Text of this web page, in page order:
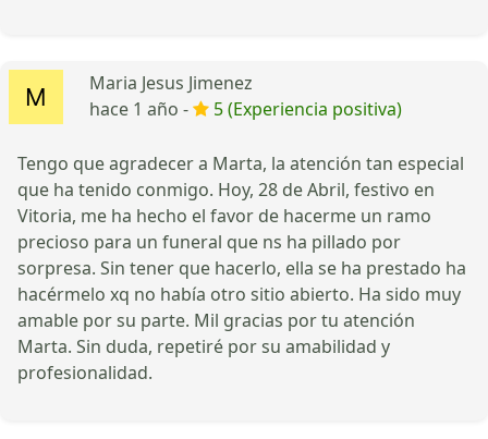
Maria Jesus Jimenez
hace 1 año -
5 (Experiencia positiva)
Tengo que agradecer a Marta, la atención tan especial
que ha tenido conmigo. Hoy, 28 de Abril, festivo en
Vitoria, me ha hecho el favor de hacerme un ramo
precioso para un funeral que ns ha pillado por
sorpresa. Sin tener que hacerlo, ella se ha prestado ha
hacérmelo xq no había otro sitio abierto. Ha sido muy
amable por su parte. Mil gracias por tu atención
Marta. Sin duda, repetiré por su amabilidad y
profesionalidad.